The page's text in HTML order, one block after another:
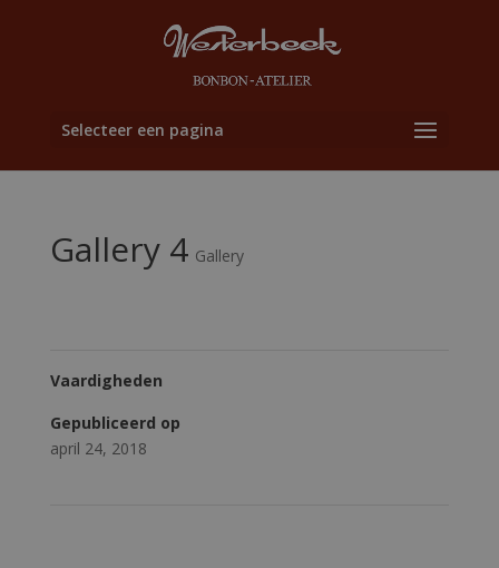
Selecteer een pagina
Gallery 4 Gallery
Vaardigheden
Gepubliceerd op
april 24, 2018